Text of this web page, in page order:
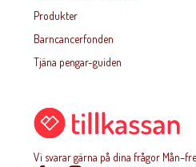
Produkter
Barncancerfonden
Tjäna pengar-guiden
Vi svarar gärna på dina frågor